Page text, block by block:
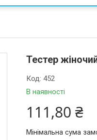
Тестер
В наявності
Код:452
111,80 ₴
Мінімальна сума